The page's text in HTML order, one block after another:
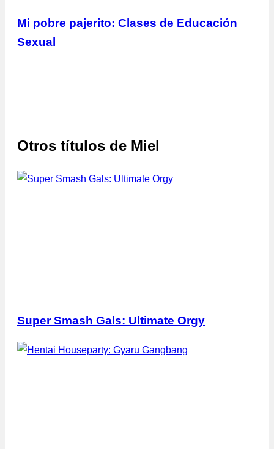
Mi pobre pajerito: Clases de Educación
Sexual
Otros títulos de Miel
Super Smash Gals: Ultimate Orgy